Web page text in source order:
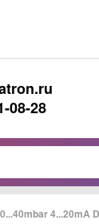
08-28
4...20mA